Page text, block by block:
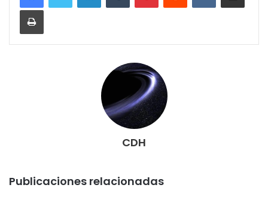
Imprimir
CDH
Publicaciones relacionadas